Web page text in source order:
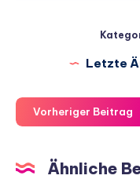
Letzte
Vorheriger Beitrag
Ähnliche